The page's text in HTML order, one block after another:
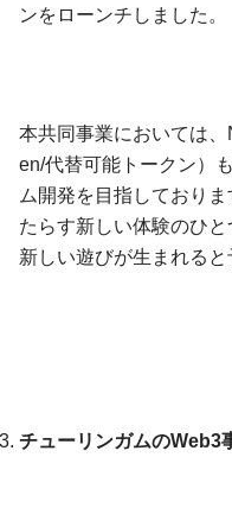
ンをローンチしました。
本共同事業においては
en/代替可能トークン）
ム開発を目指しており
たらす新しい体験のひ
新しい遊びが生まれると
チューリンガムのWeb3